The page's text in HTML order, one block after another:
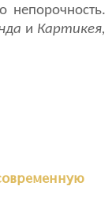
непорочность.
и Картикея,